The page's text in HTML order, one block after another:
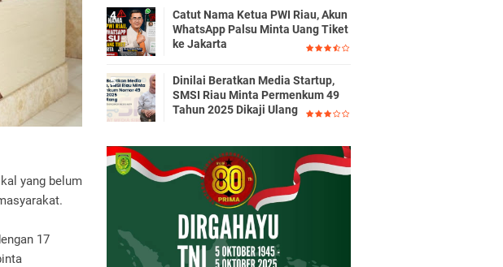
yang belum
17
Catut Nama Ketua PWI Riau, Akun
WhatsApp Palsu Minta Uang Tiket
ke Jakarta
Dinilai Beratkan Media Startup,
SMSI Riau Minta Permenkum 49
Tahun 2025 Dikaji Ulang